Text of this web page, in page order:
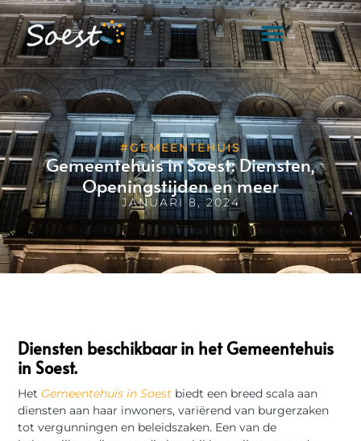
#GEMEENTEHUIS
Gemeentehuis in Soest: Diensten,
Openingstijden en meer
JANUARI 8, 2024
Diensten beschikbaar in het Gemeentehuis
in Soest.
Het Gemeentehuis in Soest biedt een breed scala aan
diensten aan haar inwoners, variërend van burgerzaken
tot vergunningen en beleidszaken. Een van de